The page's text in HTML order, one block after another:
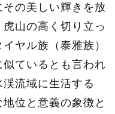
の美しい輝きを放
山の高く切り立っ
ヤル族（泰雅族）
ているとも言われ
流域に生活する
位と意義の象徴と